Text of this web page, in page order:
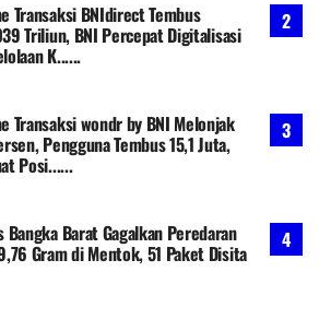
Transaksi BNIdirect Tembus
Triliun, BNI Percepat Digitalisasi
K......
Transaksi wondr by BNI Melonjak
Pengguna Tembus 15,1 Juta,
Posi......
Bangka Barat Gagalkan Peredaran
Gram di Mentok, 51 Paket Disita